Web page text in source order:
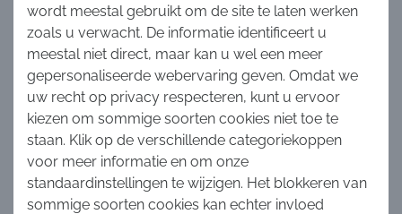
MOCHT U NOG OPMERKINGEN HEBBEN, KAN U
DEZE HIER MEEGEVEN:
Aanvraag tot inschrijving
verzenden
wordt meestal gebruikt om de site te laten werken
zoals u verwacht. De informatie identificeert u
meestal niet direct, maar kan u wel een meer
gepersonaliseerde webervaring geven. Omdat we
uw recht op privacy respecteren, kunt u ervoor
kiezen om sommige soorten cookies niet toe te
staan. Klik op de verschillende categoriekoppen
voor meer informatie en om onze
standaardinstellingen te wijzigen. Het blokkeren van
sommige soorten cookies kan echter invloed